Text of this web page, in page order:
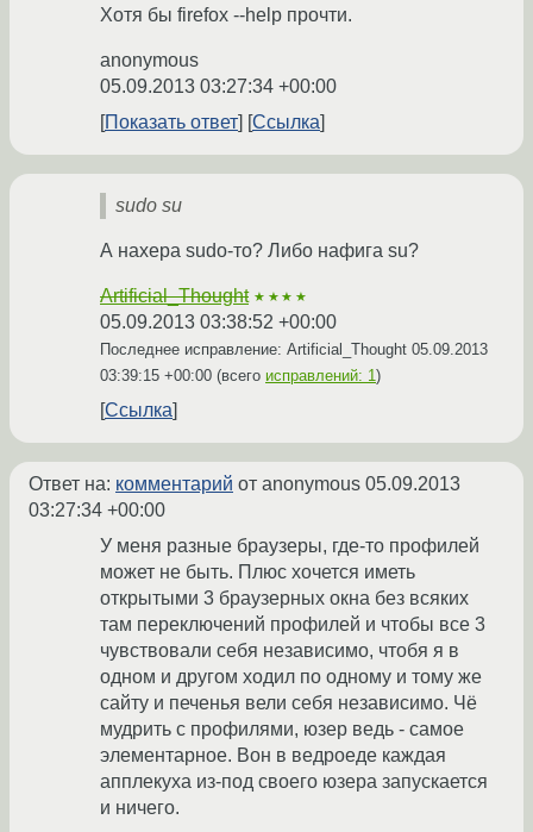
Хотя бы firefox --help прочти.
anonymous
05.09.2013 03:27:34 +00:00
Показать ответ
Ссылка
sudo su
А нахера sudo-то? Либо нафига su?
Artificial_Thought ★★★★
05.09.2013 03:38:52 +00:00
Последнее исправление: Artificial_Thought 05.09.2013
03:39:15 +00:00 (всего исправлений: 1)
Ссылка
Ответ на: комментарий от anonymous 05.09.2013
03:27:34 +00:00
У меня разные браузеры, где-то профилей
может не быть. Плюс хочется иметь
открытыми 3 браузерных окна без всяких
там переключений профилей и чтобы все 3
чувствовали себя независимо, чтобя я в
одном и другом ходил по одному и тому же
сайту и печенья вели себя независимо. Чё
мудрить с профилями, юзер ведь - самое
элементарное. Вон в ведроеде каждая
апплекуха из-под своего юзера запускается
и ничего.